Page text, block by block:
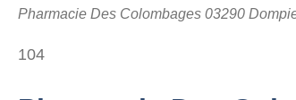
Pharmacie Des Colombages 03290
104